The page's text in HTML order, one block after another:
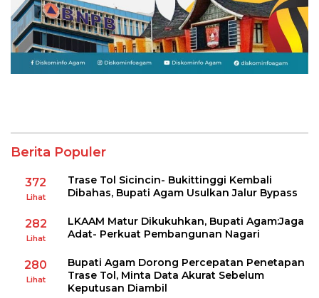
Berita Populer
372
Lihat
Trase Tol Sicincin- Bukittinggi Kembali
Dibahas, Bupati Agam Usulkan Jalur Bypass
282
Lihat
LKAAM Matur Dikukuhkan, Bupati Agam:Jaga
Adat- Perkuat Pembangunan Nagari
280
Lihat
Bupati Agam Dorong Percepatan Penetapan
Trase Tol, Minta Data Akurat Sebelum
Keputusan Diambil